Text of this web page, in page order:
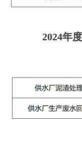
2024年